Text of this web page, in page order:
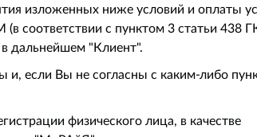
изложенных ниже условий и оплаты
соответствии с пунктом 3 статьи 438
дальнейшем "Клиент".
и, если Вы не согласны с каким-либо
физического лица, в качестве